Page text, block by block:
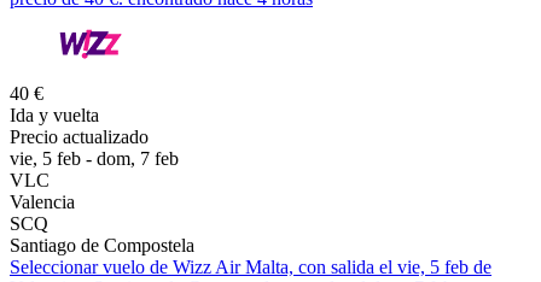
40 €
Ida y vuelta
Precio actualizado
vie, 5 feb - dom, 7 feb
VLC
Valencia
SCQ
Santiago de Compostela
Seleccionar vuelo de Wizz Air Malta, con salida el vie, 5 feb de